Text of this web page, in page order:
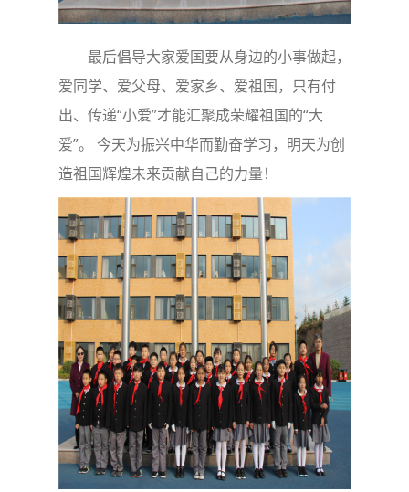
最后倡导大家爱国要从身边的小事做起，
爱同学、爱父母、爱家乡、爱祖国，只有付
出、传递“小爱”才能汇聚成荣耀祖国的“大
爱”。 今天为振兴中华而勤奋学习，明天为创
造祖国辉煌未来贡献自己的力量！